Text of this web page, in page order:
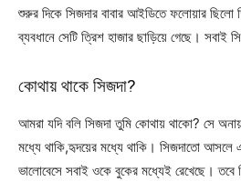
শুরুর দিকে সিজদার বাবার আইডিতে ফলোয়ার ছিলো
ব্যবধানে সেটি ত্রিশ হাজার ছাড়িয়ে গেছে। সবাই
কোথায় থাকে সিজদা?
আমরা যদি বলি সিজদা তুমি কোথায় থাকো? সে
মধ্যে থাকি,হৃদয়ের মধ্যে থাকি। সিজদাতো
ভালোবেসে সবাই ওকে বুকের মধ্যেই রেখেছে।